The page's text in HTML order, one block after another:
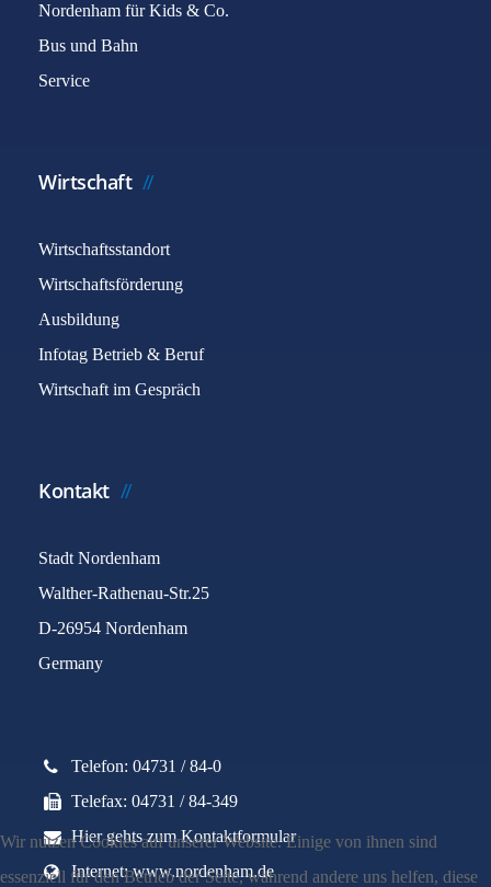
Nordenham für Kids & Co.
Bus und Bahn
Service
Wirtschaft
Wirtschaftsstandort
Wirtschaftsförderung
Ausbildung
Infotag Betrieb & Beruf
Wirtschaft im Gespräch
Kontakt
Stadt Nordenham
Walther-Rathenau-Str.25
D-26954 Nordenham
Germany
Telefon: 04731 / 84-0
Telefax: 04731 / 84-349
Hier gehts zum Kontaktformular
Internet: www.nordenham.de
Wir nutzen Cookies auf unserer Website. Einige von ihnen sind
essenziell für den Betrieb der Seite, während andere uns helfen, diese